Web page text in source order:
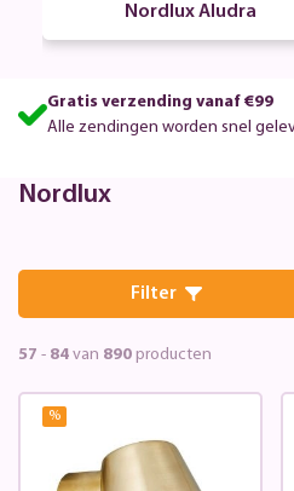
Nordlux Aludra
Gratis verzending vanaf €99
Alle zendingen worden snel
Nordlux
Filter
57 - 84 van 890 producten
%